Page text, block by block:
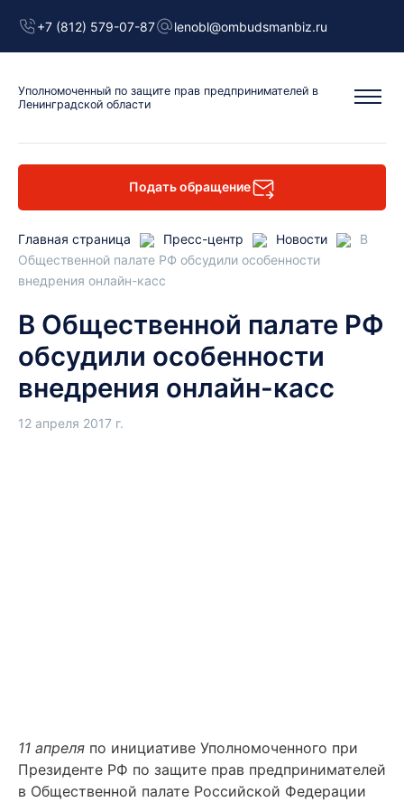
+7 (812) 579-07-87 lenobl@ombudsmanbiz.ru
Уполномоченный по защите прав предпринимателей в
Ленинградской области
Подать обращение
Главная страница Пресс-центр Новости
В
Общественной палате РФ обсудили особенности
внедрения онлайн-касс
В Общественной палате РФ
обсудили особенности
внедрения онлайн-касс
12 апреля 2017 г.
11 апреля по инициативе Уполномоченного при
Президенте РФ по защите прав предпринимателей
в Общественной палате Российской Федерации